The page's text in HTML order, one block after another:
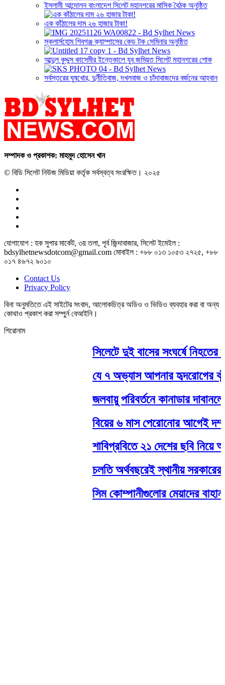
ইসলামী আন্দোলন বাংলাদেশ সিলেট মহানগরের মাসিক বৈঠক অনুষ্ঠিত
এক কাঁঠালের দাম ২৬ হাজার টাকা!
স্কলার্সহোম শিবগঞ্জ ক্যাম্পাসের কেড টক সেমিনার অনুষ্ঠিত
আব্দুল কুদ্দুস কাসেমীর ইন্তেকালে যুব জমিয়ত সিলেট মহানগরের শোক
সর্বস্তরের ঘুষখোর, দুর্নীতিবাজ, দখলবাজ ও চাঁদাবাজদের বর্জনের আহ্বান
সম্পাদক ও প্রকাশক: মাহমুদ হোসেন খান
© বিডি সিলেট নিউজ মিডিয়া কর্তৃক সর্বস্বত্ব সংরক্ষিত। ২০২৫
যোগাযোগ : হক সুপার মার্কেট, ৩য় তলা, পূর্ব জিন্দাবাজার, সিলেট ইমেইল :
bdsylhetnewsdotcom@gmail.com মোবাইল : +৮৮ ০১৩ ১০৫৩ ২৭২৫, +৮৮
০১৭ ৪৬৭২ ৯০১০
Contact Us
Privacy Policy
বিনা অনুমতিতে এই সাইটের সংবাদ, আলোকচিত্র অডিও ও ভিডিও ব্যবহার করা বা অন্য
কোথাও প্রকাশ করা সম্পুর্ন বেআইনি।
শিরোনাম
সিলেটে দুই বাসের সংঘর্ষে নিহতের
যে ৭ অভ্যাস আপনার হৃদরোগের ঝুঁকি
জলবায়ু পরিবর্তনে কানাডার
বিয়ের ৬ মাস পেরোনোর আগেই
শাবিপ্রবিতে ২১ দেশের ছবি নিয়ে
চলতি অর্থবছরেই স্থানীয় সরকারের
সিম কোম্পানীগুলোর মেয়াদের